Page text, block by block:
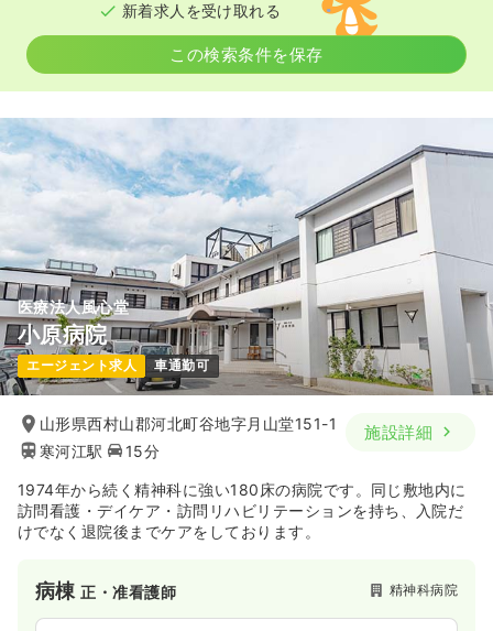
新着求人を受け取れる
この検索条件を保存
医療法人風心堂
小原病院
エージェント求人 車通勤可
山形県西村山郡河北町谷地字月山堂151-1
寒河江駅
15分
施設詳細
1974年から続く精神科に強い180床の病院です。同じ敷地内に
訪問看護・デイケア・訪問リハビリテーションを持ち、入院だ
けでなく退院後までケアをしております。
病棟正・准看護師 精神科病院